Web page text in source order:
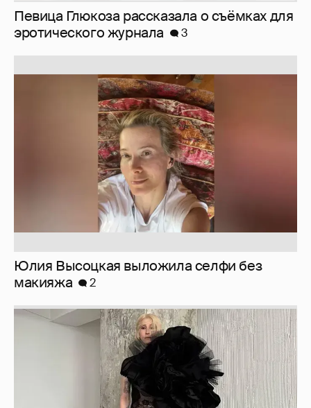
Юлия Высоцкая выложила селфи без
Журналистка Сулим примерила новый